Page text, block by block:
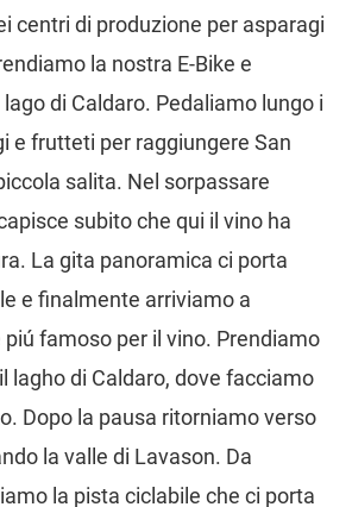
centri di produzione per asparagi
la nostra E-Bike e
di Caldaro. Pedaliamo lungo i
e frutteti per raggiungere San
salita. Nel sorpassare
subito che qui il vino ha
La gita panoramica ci porta
e finalmente arriviamo a
piú famoso per il vino. Prendiamo
lagho di Caldaro, dove facciamo
Dopo la pausa ritorniamo verso
la valle di Lavason. Da
la pista ciclabile che ci porta